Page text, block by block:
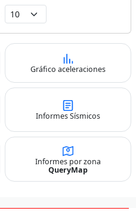
Gráfico aceleraciones
Informes Sísmicos
Informes por zona
QueryMap